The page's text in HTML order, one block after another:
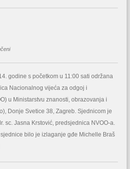
za
sjednica,
2014.
godine s početkom u 11:00 sati održana
Nacionalnog vijeća za odgoj i
u Ministarstvu znanosti, obrazovanja i
Donje Svetice 38, Zagreb. Sjednicom je
sc. Jasna Krstović, predsjednica NVOO-a.
bilo je izlaganje gđe Michelle Braš